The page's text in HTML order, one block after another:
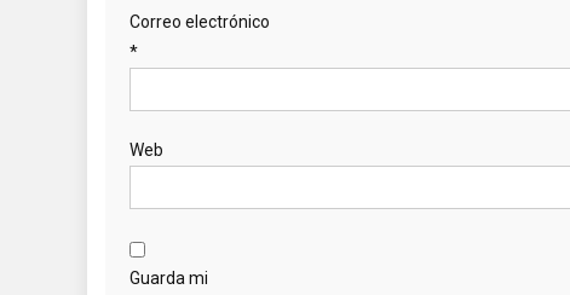
Correo electrónico
*
Web
Guarda mi